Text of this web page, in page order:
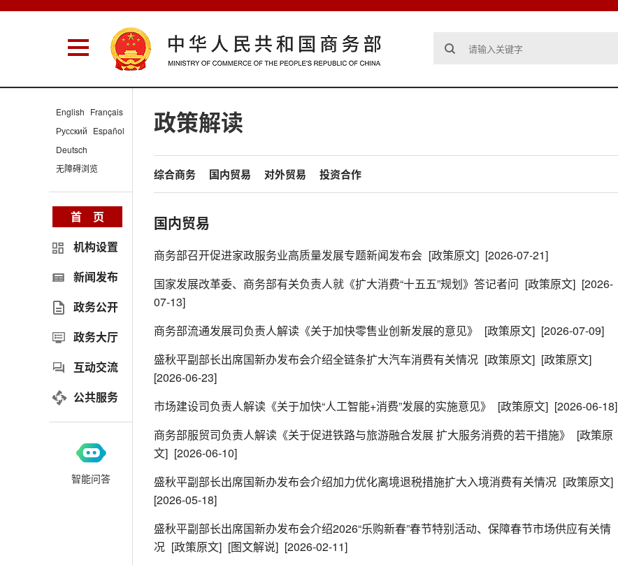
政策解读
综合商务 国内贸易 对外贸易 投资合作
国内贸易
商务部召开促进家政服务业高质量发展专题新闻发布会 [政策原文] [2026-07-21]
国家发展改革委、商务部有关负责人就《扩大消费“十五五”规划》答记者问 [政策原文] [2026-
07-13]
商务部流通发展司负责人解读《关于加快零售业创新发展的意见》
[政策原文] [2026-07-09]
盛秋平副部长出席国新办发布会介绍全链条扩大汽车消费有关情况 [政策原文] [政策原文]
[2026-06-23]
市场建设司负责人解读《关于加快“人工智能+消费”发展的实施意见》
[政策原文] [2026-06-18]
商务部服贸司负责人解读《关于促进铁路与旅游融合发展 扩大服务消费的若干措施》
[政策原
文] [2026-06-10]
盛秋平副部长出席国新办发布会介绍加力优化离境退税措施扩大入境消费有关情况 [政策原文]
[2026-05-18]
盛秋平副部长出席国新办发布会介绍2026“乐购新春”春节特别活动、保障春节市场供应有关情
况 [政策原文] [图文解说] [2026-02-11]
English Français
Русский Español
Deutsch
无障碍浏览
首 页
机构设置
新闻发布
政务公开
政务大厅
互动交流
公共服务
智能问答